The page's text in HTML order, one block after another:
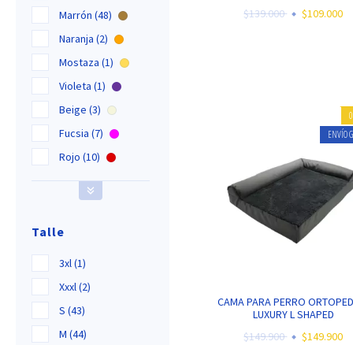
Marrón (48)
Naranja (2)
Mostaza (1)
Violeta (1)
Beige (3)
Fucsia (7)
Rojo (10)
Talle
3xl (1)
Xxxl (2)
S (43)
M (44)
$139.000
$109.000
0
ENVÍO
CAMA PARA PERRO
LUXURY L SHAPED
$149.900
$149.900